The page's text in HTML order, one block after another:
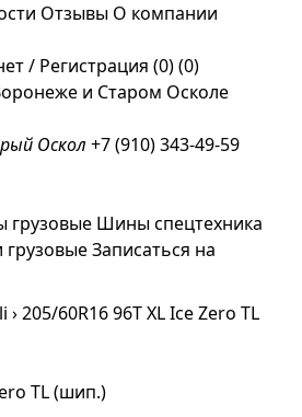
Отзывы О компании
/ Регистрация (0)(0)
Оскол +7 (910) 343-49-59
Шины спецтехника
грузовыеЗаписаться на
›205/60R16 96T XL Ice Zero TL
TL (шип.)